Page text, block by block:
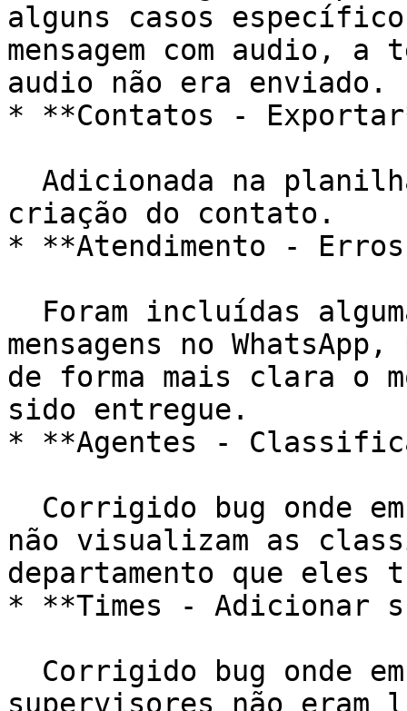
alguns casos
mensagem com audio,
audio não era enviado.
* **Contatos -
criação do contato.
* **Atendimento - Erros
mensagens no
de forma mais clara o
sido entregue.
* **Agentes -
não visualizam as
departamento que eles
* **Times - Adicionar
supervisores não eram